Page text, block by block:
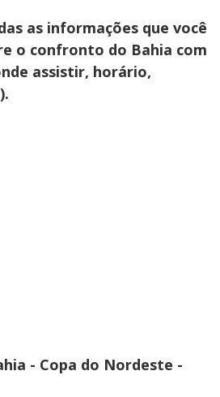
as informações que você
o confronto do Bahia com
assistir, horário,
- Copa do Nordeste -